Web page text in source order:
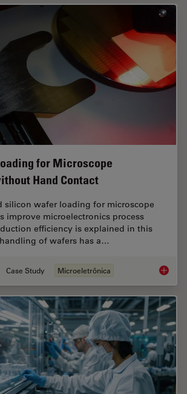
for Microscope
Hand Contact
silicon wafer loading for microscope
improve microelectronics process
efficiency is explained in this
of wafers has a…
Case Study Microeletrônica Safe